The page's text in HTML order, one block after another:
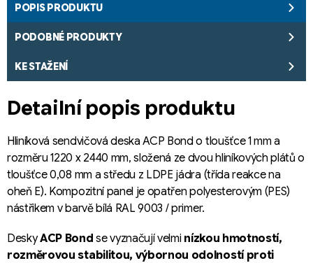
POPIS PRODUKTU
PODOBNÉ PRODUKTY
KE STAŽENÍ
Detailní popis produktu
Hliníková sendvičová deska ACP Bond o tloušťce 1 mm a
rozměru 1220 x 2440 mm, složená ze dvou hliníkových plátů o
tloušťce 0,08 mm a středu z LDPE jádra (třída reakce na
oheň E). Kompozitní panel je opatřen polyesterovým (PES)
nástřikem v barvě bílá RAL 9003 / primer.
DeskyACP Bond se vyznačují velmi nízkou hmotností,
rozměrovou stabilitou, výbornou odolností proti